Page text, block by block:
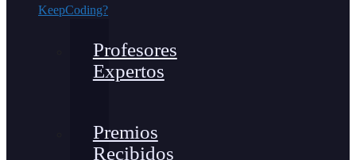
KeepCoding?
Profesores
Expertos
Premios
Recibidos